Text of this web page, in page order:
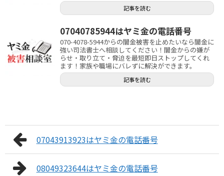
記事を読む
07040785944はヤミ金の電話番号
070-4078-5944からの闇金被害を止めたいなら闇金に
強い司法書士へ相談してください！闇金からの嫌が
らせ・取り立て・脅迫を最短即日ストップしてくれ
ます！家族や職場にバレずに解決ができます。
記事を読む
07043913923はヤミ金の電話番号
08049323644はヤミ金の電話番号